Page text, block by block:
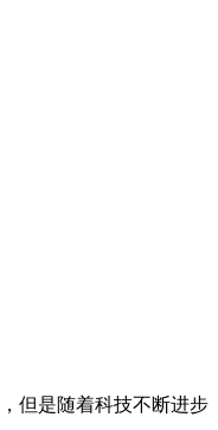
但是随着科技不断进步